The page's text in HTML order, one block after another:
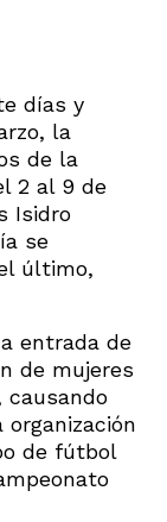
días y
la
de la
2 al 9 de
Isidro
se
último,
entrada de
de mujeres
causando
de fútbol